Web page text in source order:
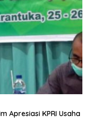
Apresiasi KPRI Usaha